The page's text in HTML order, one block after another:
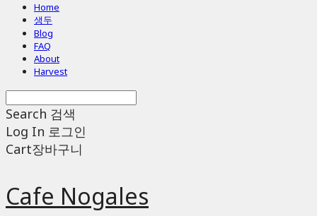
Home
생두
Blog
FAQ
About
Harvest
Search 검색
Log In 로그인
Cart장바구니
Cafe Nogales